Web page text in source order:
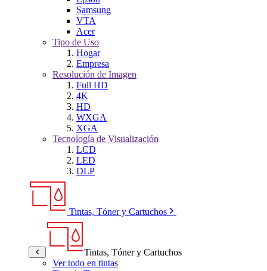
Samsung
VTA
Acer
Tipo de Uso
Hogar
Empresa
Resolución de Imagen
Full HD
4K
HD
WXGA
XGA
Tecnología de Visualización
LCD
LED
DLP
Tintas, Tóner y Cartuchos
Tintas, Tóner y Cartuchos
Ver todo en tintas